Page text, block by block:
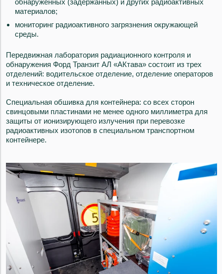
обнаруженных (задержанных) и других радиоактивных
материалов;
мониторинг радиоактивного загрязнения окружающей
среды.
Передвижная лаборатория радиационного контроля и
обнаружения Форд Транзит АЛ «АКтава» состоит из трех
отделений: водительское отделение, отделение операторов
и техническое отделение.
Специальная обшивка для контейнера: со всех сторон
свинцовыми пластинами не менее одного миллиметра для
защиты от ионизирующего излучения при перевозке
радиоактивных изотопов в специальном транспортном
контейнере.